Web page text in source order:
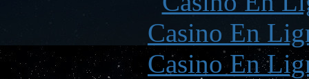
Casino En
Casino En